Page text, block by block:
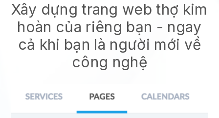
Xây dựng trang web thợ kim
hoàn của riêng bạn - ngay
cả khi bạn là người mới về
công nghệ